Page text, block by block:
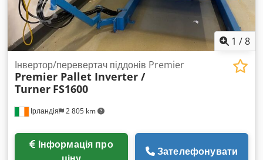
1 /8
Ірландія 2 805 km
Інвертор/перевертач піддонів Premier
Premier Pallet Inverter /
Turner FS1600
Зателефонувати